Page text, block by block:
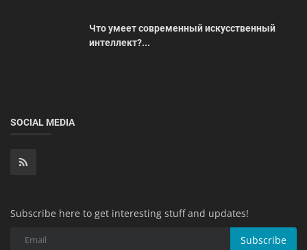
Что умеет современный искусственный
интеллект?...
SOCIAL MEDIA
Subscribe here to get interesting stuff and updates!
Subscribe